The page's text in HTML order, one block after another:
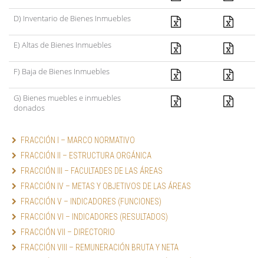
D) Inventario de Bienes Inmuebles
E) Altas de Bienes Inmuebles
F) Baja de Bienes Inmuebles
G) Bienes muebles e inmuebles
donados
FRACCIÓN I – MARCO NORMATIVO
FRACCIÓN II – ESTRUCTURA ORGÁNICA
FRACCIÓN III – FACULTADES DE LAS ÁREAS
FRACCIÓN IV – METAS Y OBJETIVOS DE LAS ÁREAS
FRACCIÓN V – INDICADORES (FUNCIONES)
FRACCIÓN VI – INDICADORES (RESULTADOS)
FRACCIÓN VII – DIRECTORIO
FRACCIÓN VIII – REMUNERACIÓN BRUTA Y NETA